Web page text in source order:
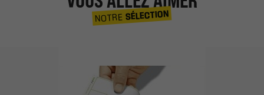
NOTRESÉLECTION